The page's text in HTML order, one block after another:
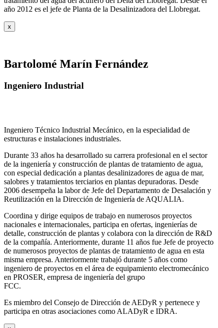
año 2012 es el jefe de Planta de la Desalinizadora del Llobregat.
x
Bartolomé Marín Fernández
Ingeniero Industrial
Ingeniero Técnico Industrial Mecánico, en la especialidad de
estructuras e instalaciones industriales.
Durante 33 años ha desarrollado su carrera profesional en el sector
de la ingeniería y construcción de plantas de tratamiento de agua,
con especial dedicación a plantas desalinizadores de agua de mar,
salobres y tratamientos terciarios en plantas depuradoras. Desde
2006 desempeña la labor de Jefe del Departamento de Desalación y
Reutilización en la Dirección de Ingeniería de AQUALIA.
Coordina y dirige equipos de trabajo en numerosos proyectos
nacionales e internacionales, participa en ofertas, ingenierías de
detalle, construcción de plantas y colabora con la dirección de R&D
de la compañía. Anteriormente, durante 11 años fue Jefe de proyecto
de numerosos proyectos de plantas de tratamiento de agua en esta
misma empresa. Anteriormente trabajó durante 5 años como
ingeniero de proyectos en el área de equipamiento electromecánico
en PROSER, empresa de ingeniería del grupo
FCC.
Es miembro del Consejo de Dirección de AEDyR y pertenece y
participa en otras asociaciones como ALADyR e IDRA.